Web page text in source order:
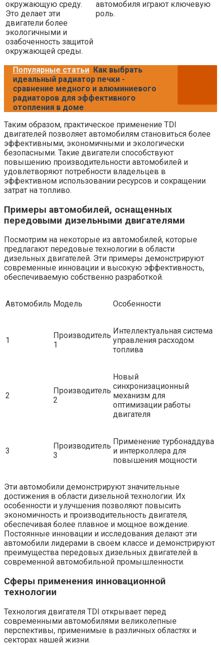
окружающую среду.
Это делает эти
двигатели более
экологичными и
озабоченность защитой
окружающей среды.
автомобиля играют ключевую
роль.
Популярные статьи Как выбрать
идеальный радиатор печки -
сравнение медного и алюминиевого
радиаторов для эффективного
отопления в доме
Таким образом, практическое применение TDI
двигателей позволяет автомобилям становиться более
эффективными, экономичными и экологически
безопасными. Такие двигатели способствуют
повышению производительности автомобилей и
удовлетворяют потребности владельцев в
эффективном использовании ресурсов и сокращении
затрат на топливо.
Примеры автомобилей, оснащенных
передовыми дизельными двигателями
Посмотрим на некоторые из автомобилей, которые
предлагают передовые технологии в области
дизельных двигателей. Эти примеры демонстрируют
современные инновации и высокую эффективность,
обеспечиваемую собственно разработкой.
Автомобиль Модель Особенности
1
Производитель
1
Интеллектуальная система
управления расходом
топлива
2
Производитель
2
Новый
синхронизационный
механизм для
оптимизации работы
двигателя
3
Производитель
3
Применение турбонаддува
и интерколлера для
повышения мощности
Эти автомобили демонстрируют значительные
достижения в области дизельной технологии. Их
особенности и улучшения позволяют повысить
экономичность и производительность двигателя,
обеспечивая более плавное и мощное вождение.
Постоянные инновации и исследования делают эти
автомобили лидерами в своем классе и демонстрируют
преимущества передовых дизельных двигателей в
современной автомобильной промышленности.
Сферы применения инновационной
технологии
Технология двигателя TDI открывает перед
современными автомобилями великолепные
перспективы, применимые в различных областях и
секторах нашей жизни.